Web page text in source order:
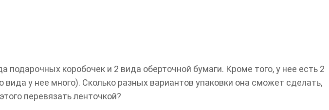
подарочных коробочек и 2 вида оберточной бумаги. Кроме того, у нее есть 2
у нее много). Сколько разных вариантов упаковки она сможет сделать,
перевязать ленточкой?